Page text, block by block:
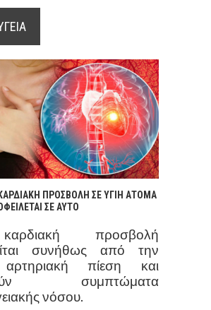
ΠΡΟΣΒΟΛΗ ΣΕ ΥΓΙΗ ΑΤΟΜΑ
ΣΕ ΑΥΤΟ
προσβολή
συνήθως από την
πίεση και
συμπτώματα
νόσου.